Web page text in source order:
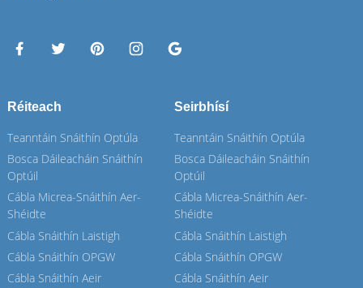
Réiteach
Teanntáin Snáithín Optúla
Bosca Dáileacháin Snáithín
Optúil
Cábla Micrea-Snáithín Aer-
Shéidte
Cábla Snáithín Laistigh
Cábla Snáithín OPGW
Cábla Snáithín Aeir
Seirbhísí
Teanntáin Snáithín Optúla
Bosca Dáileacháin Snáithín
Optúil
Cábla Micrea-Snáithín Aer-
Shéidte
Cábla Snáithín Laistigh
Cábla Snáithín OPGW
Cábla Snáithín Aeir